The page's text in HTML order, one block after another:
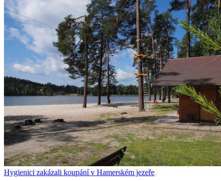
Hygienici zakázali koupání v Hamerském jezeře